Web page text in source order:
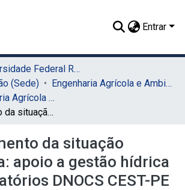
Entrar
01. Universidade Federal Rural de Pernambuco - UFRPE (Sede)
(Sede)
Engenharia Agrícola e Ambiental (Sede)
TCC - Engenharia Agrícola e Ambiental (Sede)
Aprimoramento da situação hidrológica: apoio a gestão hídrica dos reservatórios DNOCS CEST-PE
da situação
apoio a gestão hídrica
DNOCS CEST-PE